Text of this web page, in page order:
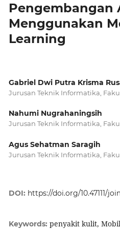
Pengembangan
Menggunakan
Learning
Gabriel Dwi Putra Krisma
Jurusan Teknik Informatika,
Nahumi Nugrahaningsih
Jurusan Teknik Informatika,
Agus Sehatman Saragih
Jurusan Teknik Informatika,
DOI: https://doi.org/10.47111/
Keywords: penyakit kulit,